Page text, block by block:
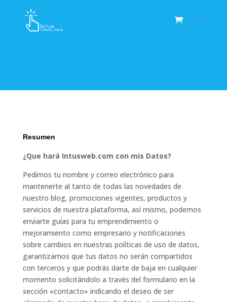
Resumen
¿Que hará Intusweb.com con mis Datos?
Pedimos tu nombre y correo electrónico para
mantenerte al tanto de todas las novedades de
nuestro blog, promociones vigentes, productos y
servicios de nuestra plataforma, así mismo, podemos
enviarte guías para tu emprendimiento o
mejoramiento como empresario y notificaciones
sobre cambios en nuestras políticas de uso de datos,
garantizamos que tus datos no serán compartidos
con terceros y que podrás darte de baja en cualquier
momento solicitándolo a través del formulario en la
sección «contacto» indicando el deseo de ser